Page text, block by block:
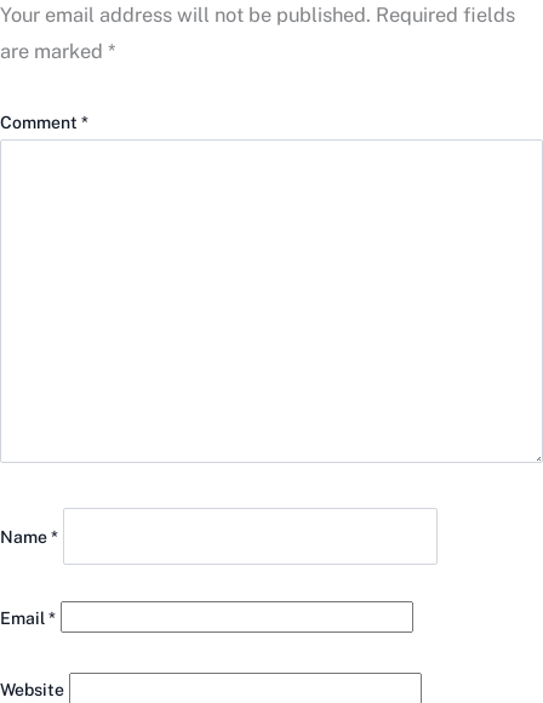
Your email address will not be published. Required fields
are marked *
Comment *
Name*
Email*
Website